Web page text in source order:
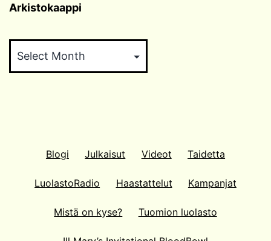
Arkistokaappi
Blogi Julkaisut Videot Taidetta
LuolastoRadio Haastattelut Kampanjat
Mistä on kyse? Tuomion luolasto